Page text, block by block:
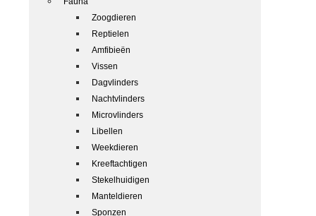
Zoogdieren
Reptielen
Amfibieën
Vissen
Dagvlinders
Nachtvlinders
Microvlinders
Libellen
Weekdieren
Kreeftachtigen
Stekelhuidigen
Manteldieren
Sponzen